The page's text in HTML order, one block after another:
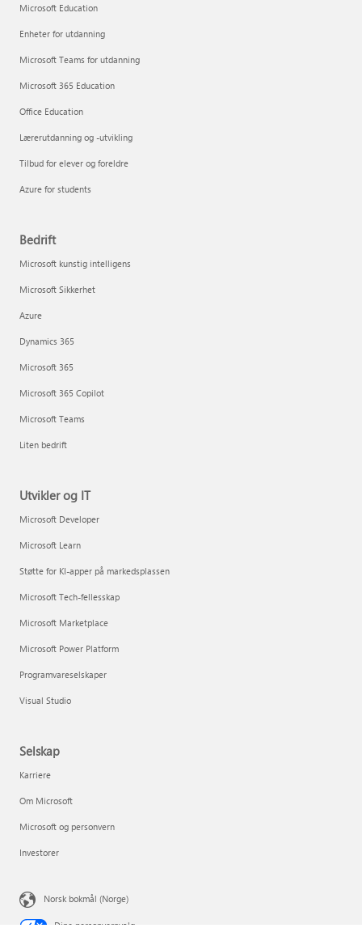
Microsoft Education
Enheter for utdanning
Microsoft Teams for utdanning
Microsoft 365 Education
Office Education
Lærerutdanning og -utvikling
Tilbud for elever og foreldre
Azure for students
Bedrift
Microsoft kunstig intelligens
Microsoft Sikkerhet
Azure
Dynamics 365
Microsoft 365
Microsoft 365 Copilot
Microsoft Teams
Liten bedrift
Utvikler og IT
Microsoft Developer
Microsoft Learn
Støtte for KI-apper på markedsplassen
Microsoft Tech-fellesskap
Microsoft Marketplace
Microsoft Power Platform
Programvareselskaper
Visual Studio
Selskap
Karriere
Om Microsoft
Microsoft og personvern
Investorer
Norsk bokmål (Norge)
Dine personvernvalg